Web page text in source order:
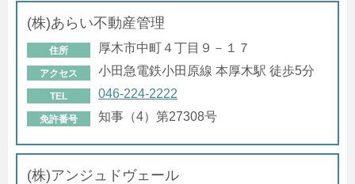
(株)あらい不動産管理
住所 厚木市中町４丁目９－１７
アクセス 小田急電鉄小田原線 本厚木駅 徒歩5分
TEL 046-224-2222
免許番号 知事（4）第27308号
(株)アンジュドヴェール